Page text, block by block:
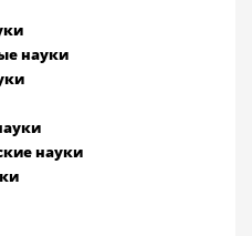
науки
науки